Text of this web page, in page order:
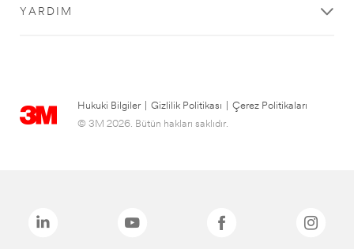
YARDIM
Hukuki Bilgiler Gizlilik Politikası
Çerez Politikaları
© 3M 2026. Bütün hakları saklıdır.